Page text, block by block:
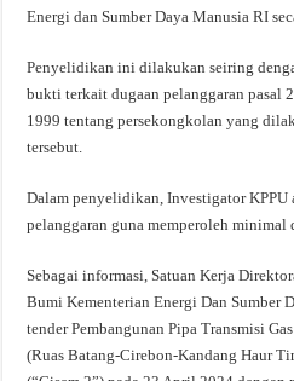
Energi dan Sumber Daya Manusia RI
Penyelidikan ini dilakukan seiring
bukti terkait dugaan pelanggaran pasal
1999 tentang persekongkolan yang
tersebut.
Dalam penyelidikan, Investigator KPPU
pelanggaran guna memperoleh
Sebagai informasi, Satuan Kerja
Bumi Kementerian Energi Dan Sumber
tender Pembangunan Pipa Transmisi
(Ruas Batang-Cirebon-Kandang Haur